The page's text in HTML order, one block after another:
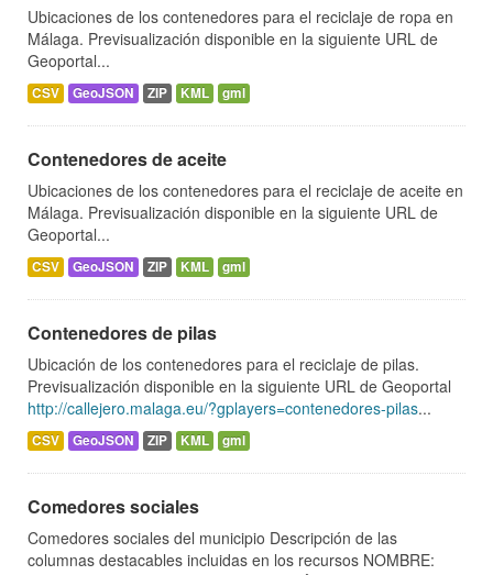
Ubicaciones de los contenedores para el reciclaje de ropa en
Málaga. Previsualización disponible en la siguiente URL de
Geoportal...
CSV GeoJSON ZIP KML gml
Contenedores de aceite
Ubicaciones de los contenedores para el reciclaje de aceite en
Málaga. Previsualización disponible en la siguiente URL de
Geoportal...
CSV GeoJSON ZIP KML gml
Contenedores de pilas
Ubicación de los contenedores para el reciclaje de pilas.
Previsualización disponible en la siguiente URL de Geoportal
http://callejero.malaga.eu/?gplayers=contenedores-pilas...
CSV GeoJSON ZIP KML gml
Comedores sociales
Comedores sociales del municipio Descripción de las
columnas destacables incluidas en los recursos NOMBRE: